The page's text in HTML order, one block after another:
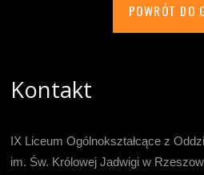
POWRÓT DO
Kontakt
IX Liceum Ogólnokształcące z
im. Św. Królowej Jadwigi w